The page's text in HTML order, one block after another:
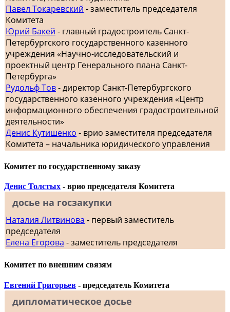
Павел Токаревский - заместитель председателя
Комитета
Юрий Бакей - главный градостроитель Санкт-
Петербургского государственного казенного
учреждения «Научно-исследовательский и
проектный центр Генерального плана Санкт-
Петербурга»
Рудольф Тов- директор Санкт-Петербургского
государственного казенного учреждения «Центр
информационного обеспечения градостроительной
деятельности»
Денис Кутишенко - врио заместителя председателя
Комитета – начальника юридического управления
Комитет по государственному заказу
Денис Толстых - врио председателя Комитета
досье на госзакупки
Наталия Литвинова - первый заместитель
председателя
Елена Егорова - заместитель председателя
Комитет по внешним связям
Евгений Григорьев - председатель Комитета
дипломатическое досье